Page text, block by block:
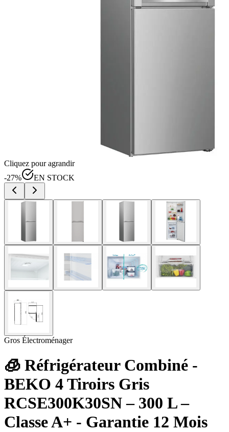
Cliquez pour agrandir
-27% EN STOCK
Gros Électroménager
🧊 Réfrigérateur Combiné -
BEKO 4 Tiroirs Gris
RCSE300K30SN – 300 L –
Classe A+ - Garantie 12 Mois